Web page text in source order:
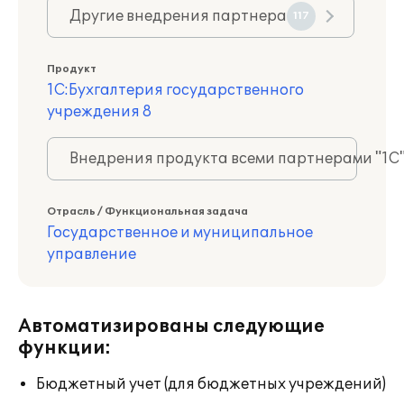
Другие внедрения партнера 117
Продукт
1С:Бухгалтерия государственного
учреждения 8
Внедрения продукта всеми партнерами
Отрасль / Функциональная задача
Государственное и муниципальное
управление
Автоматизированы следующие
функции:
Бюджетный учет (для бюджетных учреждений)